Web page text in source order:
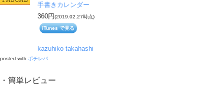
手書きカレンダー
360円(2019.02.27時点)
iTunes で見る
kazuhiko takahashi
posted with ポチレバ
・簡単レビュー